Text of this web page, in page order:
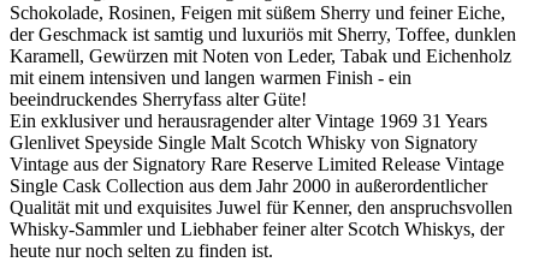
Schokolade, Rosinen, Feigen mit süßem Sherry und feiner Eiche,
der Geschmack ist samtig und luxuriös mit Sherry, Toffee, dunklen
Karamell, Gewürzen mit Noten von Leder, Tabak und Eichenholz
mit einem intensiven und langen warmen Finish - ein
beeindruckendes Sherryfass alter Güte!
Ein exklusiver und herausragender alter Vintage 1969 31 Years
Glenlivet Speyside Single Malt Scotch Whisky von Signatory
Vintage aus der Signatory Rare Reserve Limited Release Vintage
Single Cask Collection aus dem Jahr 2000 in außerordentlicher
Qualität mit und exquisites Juwel für Kenner, den anspruchsvollen
Whisky-Sammler und Liebhaber feiner alter Scotch Whiskys, der
heute nur noch selten zu finden ist.